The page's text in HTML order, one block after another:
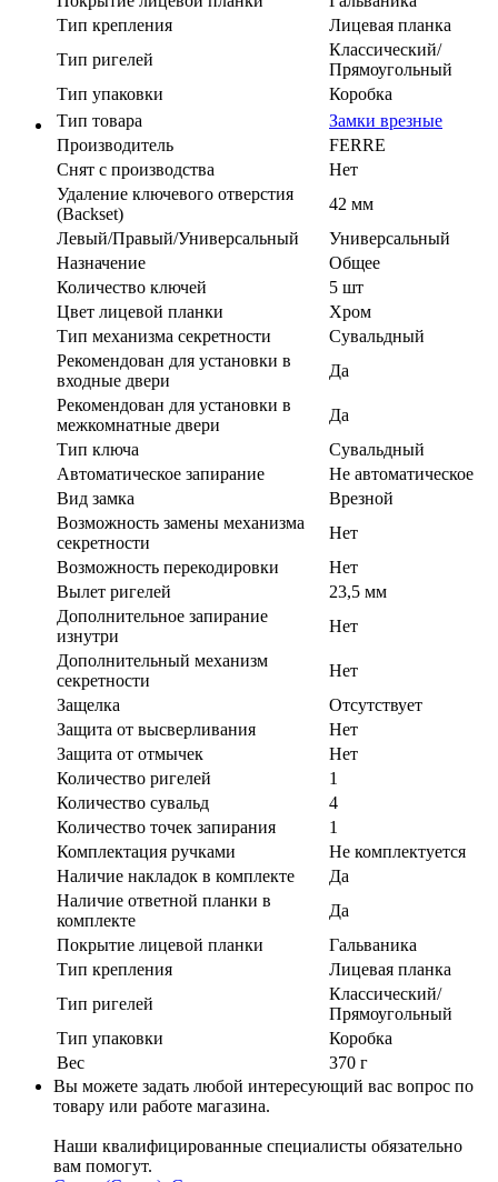
Тип крепления
Лицевая планка
Тип ригелей
Классический/
Прямоугольный
Тип упаковки
Коробка
Тип товара
Замки врезные
Производитель
FERRE
Cнят с производства
Нет
Удаление ключевого отверстия
(Backset)
42 мм
Левый/Правый/Универсальный
Универсальный
Назначение
Общее
Количество ключей
5 шт
Цвет лицевой планки
Хром
Тип механизма секретности
Сувальдный
Рекомендован для установки в
входные двери
Да
Рекомендован для установки в
межкомнатные двери
Да
Тип ключа
Сувальдный
Автоматическое запирание
Не автоматическое
Вид замка
Врезной
Возможность замены механизма
секретности
Нет
Возможность перекодировки
Нет
Вылет ригелей
23,5 мм
Дополнительное запирание
изнутри
Нет
Дополнительный механизм
секретности
Нет
Защелка
Отсутствует
Защита от высверливания
Нет
Защита от отмычек
Нет
Количество ригелей
1
Количество сувальд
4
Количество точек запирания
1
Комплектация ручками
Не комплектуется
Наличие накладок в комплекте
Да
Наличие ответной планки в
комплекте
Да
Покрытие лицевой планки
Гальваника
Тип крепления
Лицевая планка
Тип ригелей
Классический/
Прямоугольный
Тип упаковки
Коробка
Вес
370 г
Вы можете задать любой интересующий вас вопрос по
товару или работе магазина.
Наши квалифицированные специалисты обязательно
вам помогут.